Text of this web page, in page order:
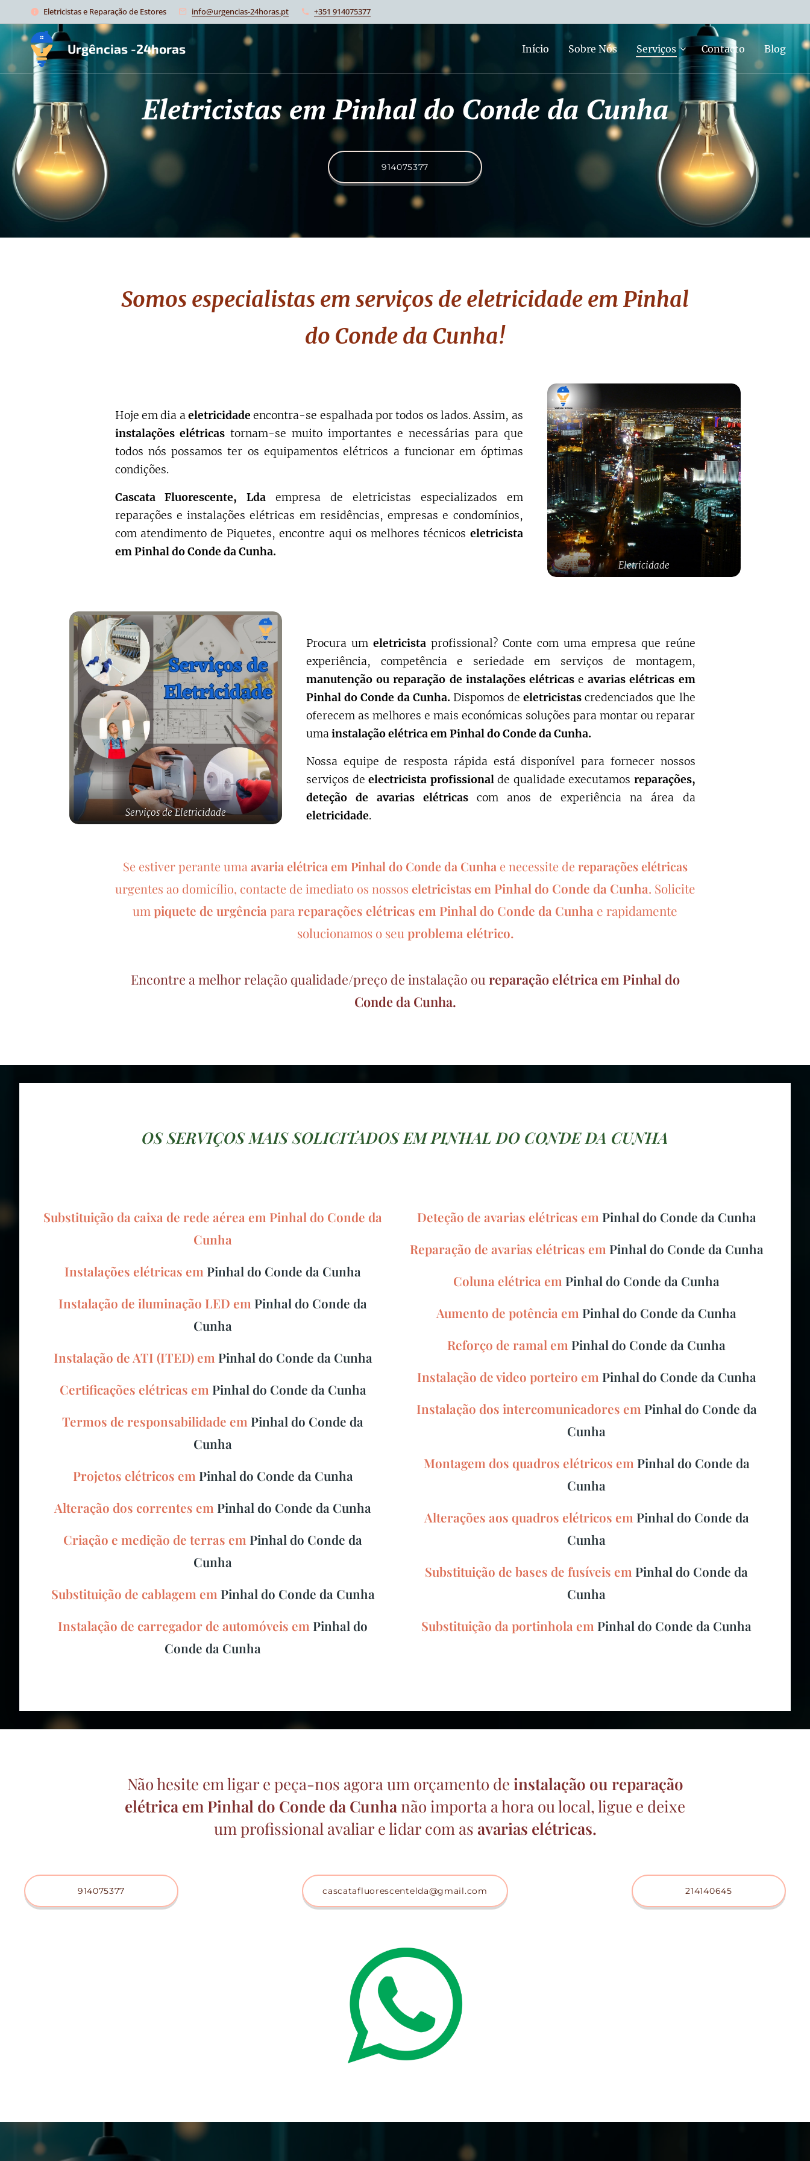
Eletricistas e Reparação de Estores info@urgencias-24horas.pt +351 914075377
Urgências -24horas Início Sobre Nós Serviços Contacto Blog
Eletricistas em Pinhal do Conde da Cunha
914075377
Somos especialistas em serviços de eletricidade em Pinhal
do Conde da Cunha!
Eletricidade
Hoje em dia aeletricidadeencontra-se espalhada por todos os lados. Assim, as
instalações elétricas tornam-se muito importantes e necessárias para que
todos nós possamos ter os equipamentos elétricos a funcionar em óptimas
condições.
Cascata Fluorescente, Lda empresa de eletricistas especializados em
reparações e instalações elétricas em residências, empresas e condomínios,
com atendimento de Piquetes, encontre aqui os melhores técnicos eletricista
em Pinhal do Conde da Cunha.
Serviços de Eletricidade
Procura um eletricista profissional? Conte com uma empresa que reúne
experiência, competência e seriedade em serviços de montagem,
manutenção ou reparação de instalações elétricaseavarias elétricas em
Pinhal do Conde da Cunha. Dispomos deeletricistas credenciados que lhe
oferecem as melhores e mais económicas soluções para montar ou reparar
umainstalação elétrica emPinhal do Conde da Cunha.
Nossa equipe de resposta rápida está disponível para fornecer nossos
serviços deelectricista profissionalde qualidade executamos reparações,
deteção de avarias elétricascom anos de experiência na área da
eletricidade.
Se estiver perante uma avaria elétrica em Pinhal do Conde da Cunha e necessite de reparações elétricas
urgentes ao domicílio, contacte de imediato os nossos eletricistas em Pinhal do Conde da Cunha. Solicite
um piquete de urgência para reparações elétricas em Pinhal do Conde da Cunha e rapidamente
solucionamos o seu problema elétrico.
Encontre a melhor relação qualidade/preço de instalação ou reparação elétrica em Pinhal do
Conde da Cunha.
OS SERVIÇOS MAIS SOLICITADOS EM PINHAL DO CONDE DA CUNHA
Substituição da caixa de rede aérea em Pinhal do Conde da
Cunha
Instalações elétricas em Pinhal do Conde da Cunha
Instalação de iluminação LED em Pinhal do Conde da
Cunha
Instalação de ATI (ITED) em Pinhal do Conde da Cunha
Certificações elétricas em Pinhal do Conde da Cunha
Termos de responsabilidade em Pinhal do Conde da
Cunha
Projetos elétricos em Pinhal do Conde da Cunha
Alteração dos correntes em Pinhal do Conde da Cunha
Criação e medição de terras em Pinhal do Conde da
Cunha
Substituição de cablagem em Pinhal do Conde da Cunha
Instalação de carregador de automóveis em Pinhal do
Conde da Cunha
Deteção de avarias elétricas em Pinhal do Conde da Cunha
Reparação de avarias elétricas em Pinhal do Conde da Cunha
Coluna elétrica em Pinhal do Conde da Cunha
Aumento de potência em Pinhal do Conde da Cunha
Reforço de ramal em Pinhal do Conde da Cunha
Instalação de video porteiro em Pinhal do Conde da Cunha
Instalação dos intercomunicadores em Pinhal do Conde da
Cunha
Montagem dos quadros elétricos em Pinhal do Conde da
Cunha
Alterações aos quadros elétricos em Pinhal do Conde da
Cunha
Substituição de bases de fusíveis em Pinhal do Conde da
Cunha
Substituição da portinhola em Pinhal do Conde da Cunha
Não hesite em ligar e peça-nos agora um orçamento de instalação ou reparação
elétrica em Pinhal do Conde da Cunha não importa a hora ou local, ligue e deixe
um profissional avaliar e lidar com as avarias elétricas.
914075377 cascatafluorescentelda@gmail.com 214140645